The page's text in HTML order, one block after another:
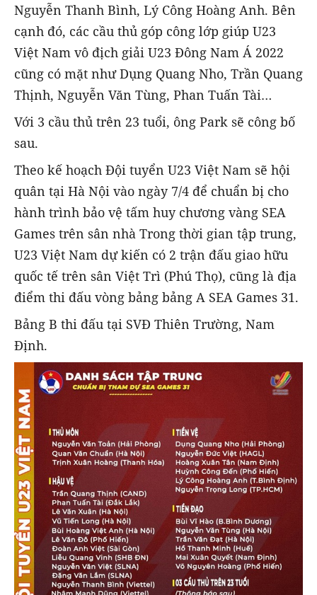
Nguyễn Thanh Bình, Lý Công Hoàng Anh. Bên
cạnh đó, các cầu thủ góp công lớp giúp U23
Việt Nam vô địch giải U23 Đông Nam Á 2022
cũng có mặt như Dụng Quang Nho, Trần Quang
Thịnh, Nguyễn Văn Tùng, Phan Tuấn Tài…
Với 3 cầu thủ trên 23 tuổi, ông Park sẽ công bố
sau.
Theo kế hoạch Đội tuyển U23 Việt Nam sẽ hội
quân tại Hà Nội vào ngày 7/4 để chuẩn bị cho
hành trình bảo vệ tấm huy chương vàng SEA
Games trên sân nhà Trong thời gian tập trung,
U23 Việt Nam dự kiến có 2 trận đấu giao hữu
quốc tế trên sân Việt Trì (Phú Thọ), cũng là địa
điểm thi đấu vòng bảng bảng A SEA Games 31.
Bảng B thi đấu tại SVĐ Thiên Trường, Nam
Định.